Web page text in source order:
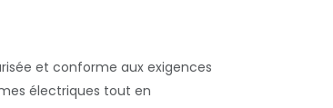
et conforme aux exigences
électriques tout en